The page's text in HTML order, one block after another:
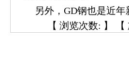
另外，GD钢也是近年
【 浏览次数: 】 【